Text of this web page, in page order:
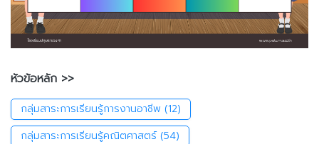
หัวข้อหลัก >>
กลุ่มสาระการเรียนรู้การงานอาชีพ (12)
กลุ่มสาระการเรียนรู้คณิตศาสตร์ (54)